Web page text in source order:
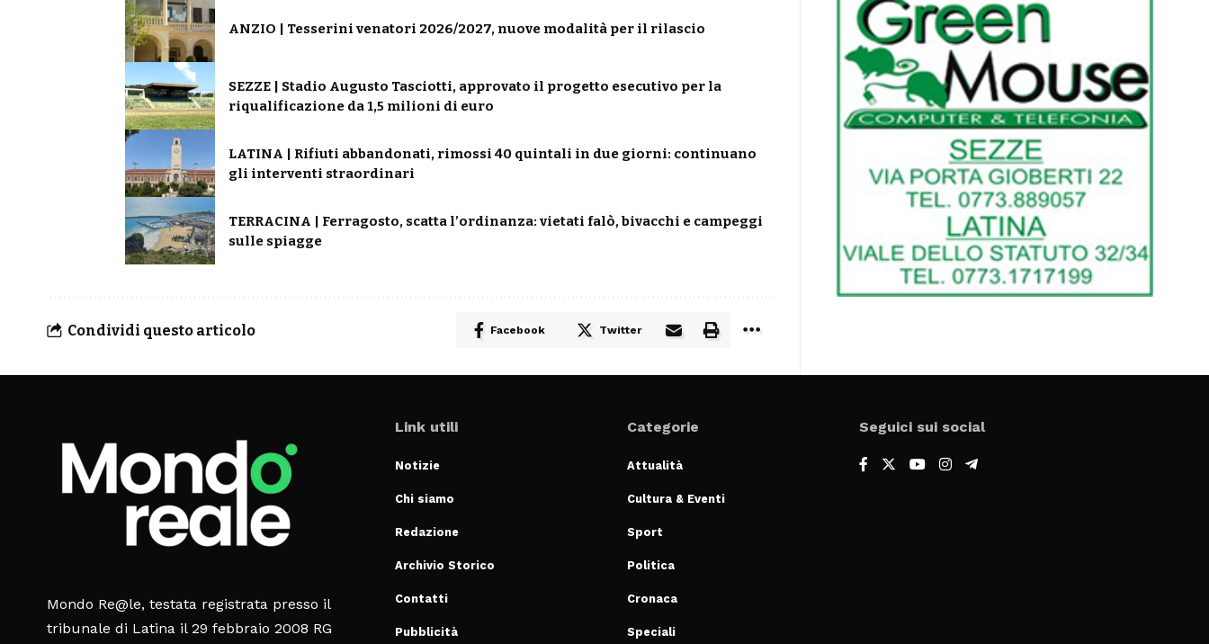
ANZIO | Tesserini venatori 2026/2027, nuove modalità per il rilascio
SEZZE | Stadio Augusto Tasciotti, approvato il progetto esecutivo per la
riqualificazione da 1,5 milioni di euro
LATINA | Rifiuti abbandonati, rimossi 40 quintali in due giorni: continuano
gli interventi straordinari
TERRACINA | Ferragosto, scatta l’ordinanza: vietati falò, bivacchi e campeggi
sulle spiagge
Condividi questo articolo Facebook Twitter
Mondo Re@le, testata registrata presso il
tribunale di Latina il 29 febbraio 2008 RG
Link utili
Notizie
Chi siamo
Redazione
Archivio Storico
Contatti
Pubblicità
Categorie
Attualità
Cultura & Eventi
Sport
Politica
Cronaca
Speciali
Seguici sui social